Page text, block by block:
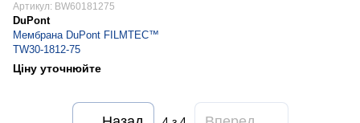
Артикул: BW60181275
DuPont
Мембрана DuPont FILMTEC™
TW30-1812-75
Ціну уточнюйте